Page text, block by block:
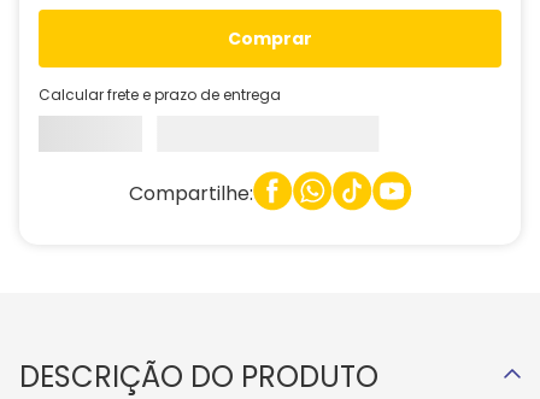
comprar
Calcular frete e prazo de entrega
Compartilhe:
DESCRIÇÃO DO PRODUTO